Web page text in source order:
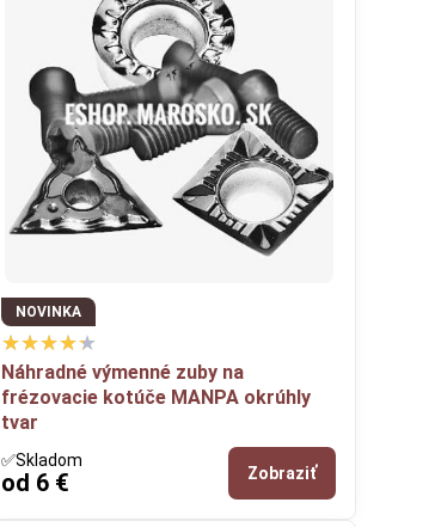
NOVINKA
Náhradné výmenné zuby na
frézovacie kotúče MANPA okrúhly
tvar
✅Skladom
od 6 € Zobraziť